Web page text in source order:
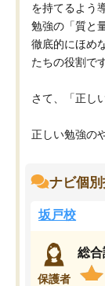
を持てるよう
勉強の「質と
徹底的にほめ
たちの役割です
さて、「正し
正しい勉強のや
ナビ個
坂戸校
保護者
総